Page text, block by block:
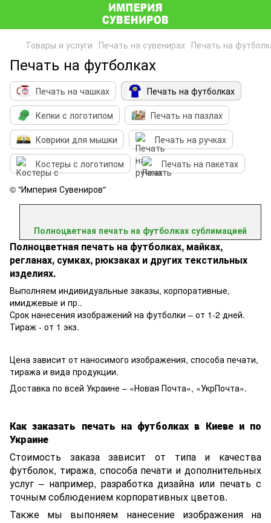
Товары и услуги Печать на сувенирах Печать на
Печать на футболках
Печать на чашках
Печать на футболках
Кепки с логотипом
Печать на пазлах
Коврики для мышки
Печать на ручках
Костеры с логотипом
Печать на пакетах
© "Империя Сувениров"
Полноцветная печать на футболках сублимацией
Полноцветная печать на футболках, майках,
регланах, сумках, рюкзаках и других текстильных
изделиях.
Выполняем индивидуальные заказы, корпоративные,
имиджевые и пр..
Срок нанесения изображений на футболки – от 1-2 дней.
Тираж - от 1 экз.
Цена зависит от наносимого изображения, способа печати,
тиража и вида продукции.
Доставка по всей Украине – «Новая Почта», «УкрПочта».
Как заказать печать на футболках в Киеве и по
Украине
Стоимость заказа зависит от типа и качества
футболок, тиража, способа печати и дополнительных
услуг – например, разработка дизайна или печать с
точным соблюдением корпоративных цветов.
Также мы выпоняем нанесение изображения на